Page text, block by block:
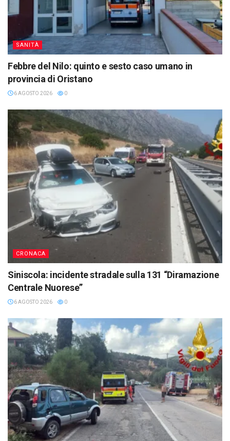
SANITÀ
Febbre del Nilo: quinto e sesto caso umano in
provincia di Oristano
6 AGOSTO 2026 0
CRONACA
Siniscola: incidente stradale sulla 131 “Diramazione
Centrale Nuorese”
6 AGOSTO 2026 0